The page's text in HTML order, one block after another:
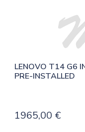
LENOVO T14 G6
PRE-INSTALLED
1965,00 €